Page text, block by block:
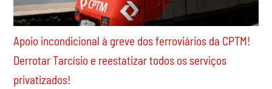
Apoio incondicional à greve dos ferroviários da CPTM!
Derrotar Tarcísio e reestatizar todos os serviços
privatizados!